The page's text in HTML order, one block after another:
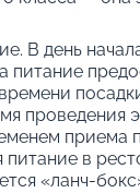
В день
питание
проведения
приема
питание в
«ланч-